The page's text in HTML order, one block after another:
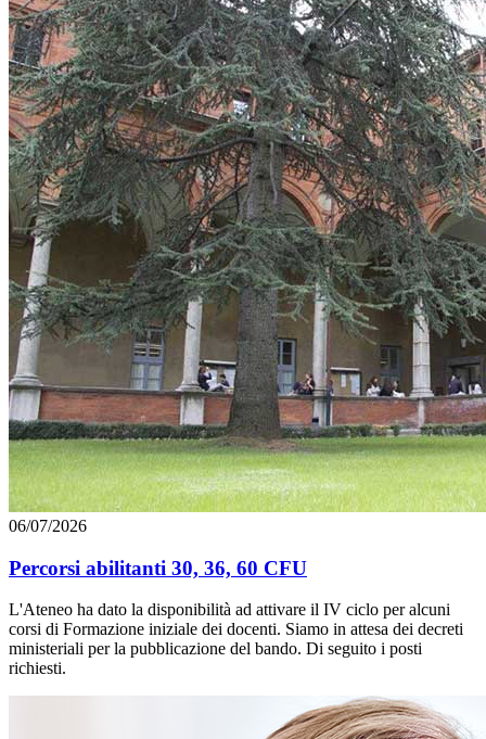
06/07/2026
Percorsi abilitanti 30, 36, 60 CFU
L'Ateneo ha dato la disponibilità ad attivare il IV ciclo per alcuni
corsi di Formazione iniziale dei docenti. Siamo in attesa dei decreti
ministeriali per la pubblicazione del bando. Di seguito i posti
richiesti.